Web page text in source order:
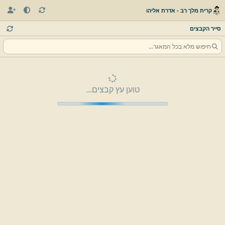
קרית מלך רב - אדרת אליהו
סייר הקבצים
טוען עץ קבצים...